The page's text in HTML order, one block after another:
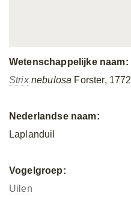
Wetenschappelijke naam:
Strixnebulosa Forster, 1772
Nederlandse naam:
Laplanduil
Vogelgroep:
Uilen